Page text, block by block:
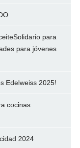
para
para jóvenes
Edelweiss 2025!
cocinas
2024